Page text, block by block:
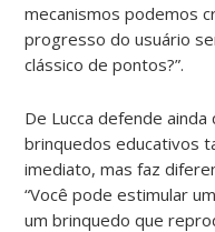
mecanismos podemos
progresso do usuário
clássico de pontos?”.
De Lucca defende ainda
brinquedos educativos
imediato, mas faz
“Você pode estimular
um brinquedo que